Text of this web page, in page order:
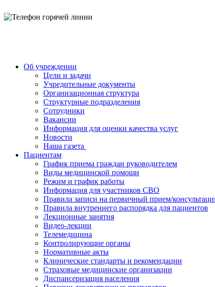
Об учреждении
Цели и задачи
Учредительные документы
Организационная структура
Структурные подразделения
Сотрудники
Вакансии
Информация для оценки качества услуг
Новости
​​Наша газета
Пациентам
График приема граждан руководителем
Виды медицинской помощи
Режим и график работы
Информация для участников СВО
Правила записи на первичный прием/
Правила внутреннего распорядка для пациентов
Лекционные занятия
Видео-лекции
Телемедицина
Контролирующие органы
Нормативные акты
Клинические стандарты и рекомендации
Страховые медицинские организации
Диспансеризация населения